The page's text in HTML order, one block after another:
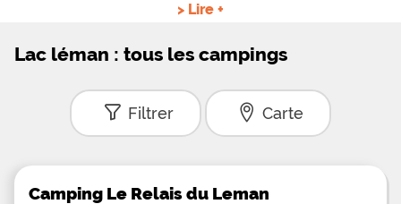
> Lire +
Lac léman : tous les campings
Filtrer Carte
Camping Le Relais du Leman